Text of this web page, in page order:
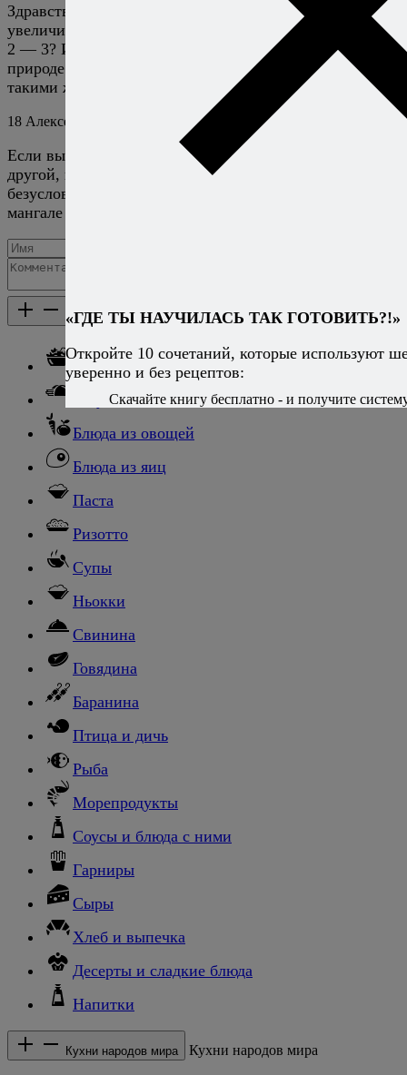
Здравствуйте, Алексей! Скажите, пожалуйста, надо
увеличивать время запекания, если ребрышек будет кг
2 — 3? И ещё, если запечь дома, а доготовить на
природе на решетке для мангала, ребра получатся
такими же?
18 Алексей Онегин 28 мая 2024 Ответить
Если вы сложите рёбрышки в несколько слоёв один на
другой, и у вас получится один большой конверт —
безусловно. надо увеличивать время. Доготовить на
мангале — отличная идея.
Каталог рецептов Каталог рецептов
Салаты
Закуски
Блюда из овощей
Блюда из яиц
Паста
Ризотто
Супы
Ньокки
Свинина
Говядина
Баранина
Птица и дичь
Рыба
Морепродукты
Соусы и блюда с ними
Гарниры
Сыры
Хлеб и выпечка
Десерты и сладкие блюда
Напитки
Кухни народов мира Кухни народов мира
«ГДЕ ТЫ НАУЧИЛАСЬ ТАК ГОТОВИТЬ?!»
Откройте 10 сочетаний, которые используют
уверенно и без рецептов:
Скачайте книгу бесплатно - и получите